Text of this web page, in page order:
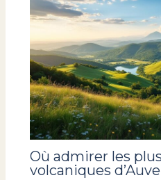
Où admirer les
volcaniques